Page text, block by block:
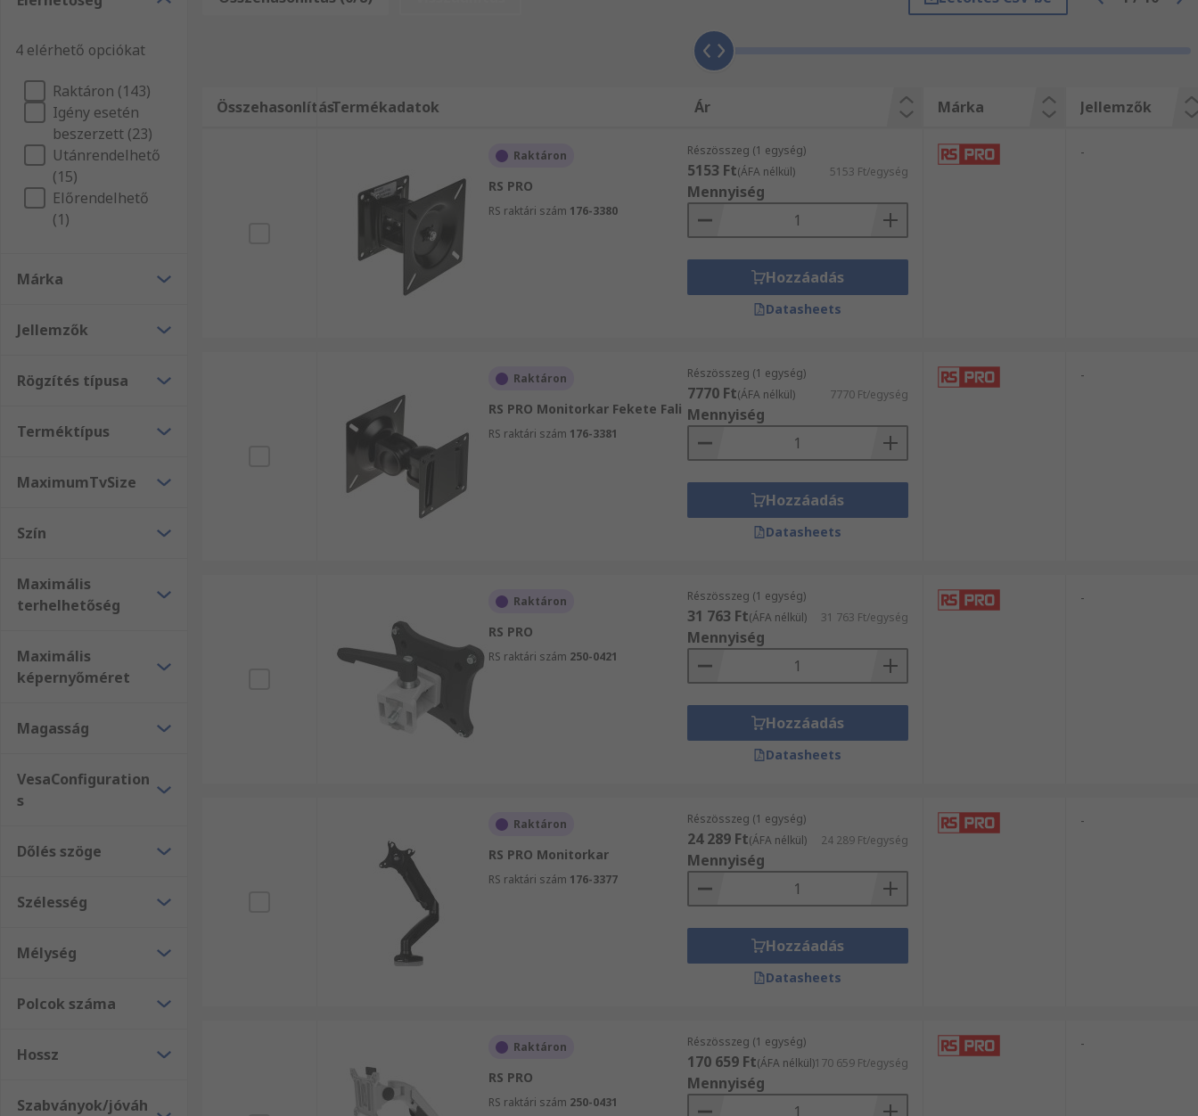
átfogó kínálatából vásárol nagy tételben, vagy csupán egy-egy árucikket rendel, mindenképpen részesülhet a másnapi kiszállítás előnyeiben. Fedezze
4 elérhető opciókat
Raktáron (143)
Igény esetén
beszerzett (23)
Utánrendelhető
(15)
Előrendelhető
(1)
Márka
Jellemzők
Rögzítés típusa
Terméktípus
MaximumTvSize
Szín
Maximális
terhelhetőség
Maximális
képernyőméret
Magasság
VesaConfiguration
s
Dőlés szöge
Szélesség
Mélység
Polcok száma
Hossz
Szabványok/jóváh
ÖsszehasonlításTermékadatok Ár Márka Jellemzők
Raktáron
RS PRO
RS raktári szám 176-3380
Részösszeg (1 egység)
5153 Ft(ÁFA nélkül) 5153 Ft/egység
Mennyiség
Hozzáadás
Datasheets
-
Raktáron
RS PRO Monitorkar Fekete Fali
RS raktári szám 176-3381
Részösszeg (1 egység)
7770 Ft(ÁFA nélkül) 7770 Ft/egység
Mennyiség
Hozzáadás
Datasheets
-
Raktáron
RS PRO
RS raktári szám 250-0421
Részösszeg (1 egység)
31 763 Ft(ÁFA nélkül) 31 763 Ft/egység
Mennyiség
Hozzáadás
Datasheets
-
Raktáron
RS PRO Monitorkar
RS raktári szám 176-3377
Részösszeg (1 egység)
24 289 Ft(ÁFA nélkül) 24 289 Ft/egység
Mennyiség
Hozzáadás
Datasheets
-
Raktáron
RS PRO
RS raktári szám 250-0431
Részösszeg (1 egység)
170 659 Ft(ÁFA nélkül)170 659 Ft/egység
Mennyiség
-